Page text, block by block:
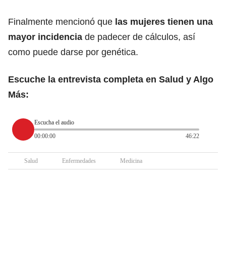
Finalmente mencionó que las mujeres tienen una
mayor incidencia de padecer de cálculos, así
como puede darse por genética.
Escuche la entrevista completa en Salud y Algo
Más:
Escucha el audio
00:00:00
46:22
Salud Enfermedades Medicina